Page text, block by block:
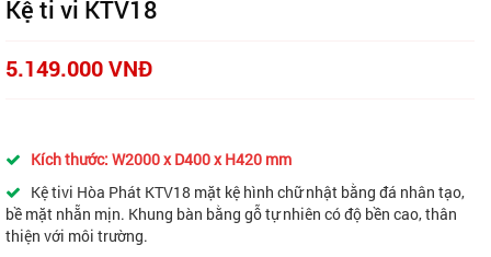
Kệ ti vi KTV18
5.149.000 VNĐ
Kích thước: W2000 x D400 x H420 mm
Kệ tivi Hòa Phát KTV18 mặt kệ hình chữ nhật bằng đá nhân tạo,
bề mặt nhẵn mịn. Khung bàn bằng gỗ tự nhiên có độ bền cao, thân
thiện với môi trường.